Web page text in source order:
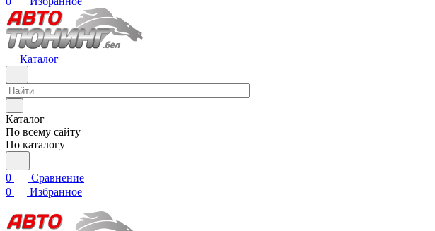
Каталог
Каталог
По всему сайту
По каталогу
0
Сравнение
0
Избранное